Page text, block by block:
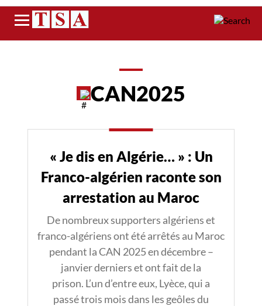
Menu
CAN2025
« Je dis en Algérie… » : Un
Franco-algérien raconte son
arrestation au Maroc
De nombreux supporters algériens et
franco-algériens ont été arrêtés au Maroc
pendant la CAN 2025 en décembre –
janvier derniers et ont fait de la
prison. L’un d’entre eux, Lyèce, qui a
passé trois mois dans les geôles du